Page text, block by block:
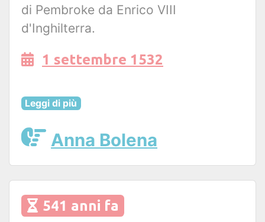
di Pembroke da Enrico VIII
d'Inghilterra.
1 settembre 1532
Leggi di più
Anna Bolena
541 anni fa